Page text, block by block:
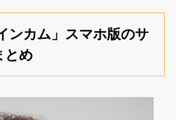
ンカム」スマホ版のサ
とめ